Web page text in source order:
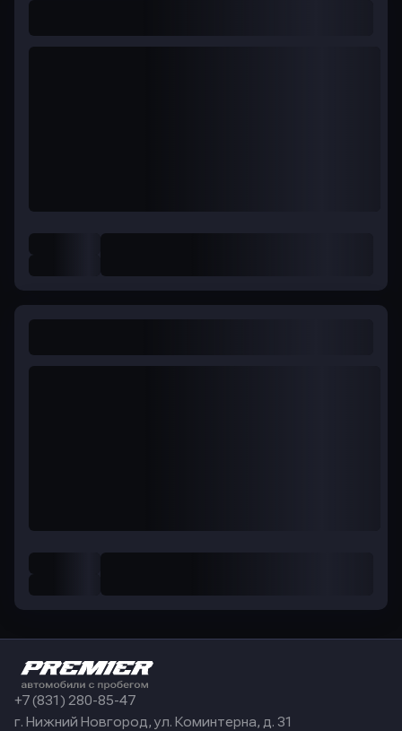
+7 (831) 280-85-47
г. Нижний Новгород, ул. Коминтерна, д. 31